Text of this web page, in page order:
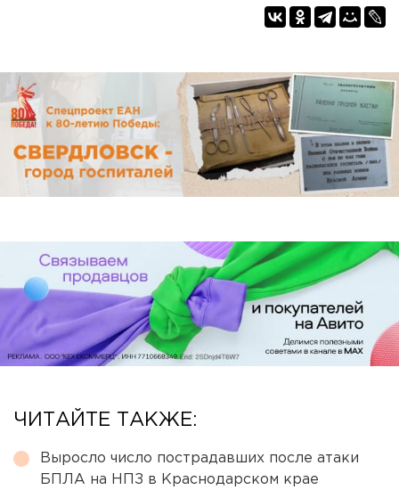
ЧИТАЙТЕ ТАКЖЕ:
Выросло число пострадавших после атаки
БПЛА на НПЗ в Краснодарском крае